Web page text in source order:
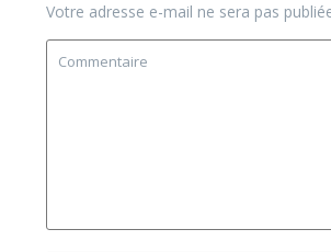
Votre adresse e-mail ne sera pas